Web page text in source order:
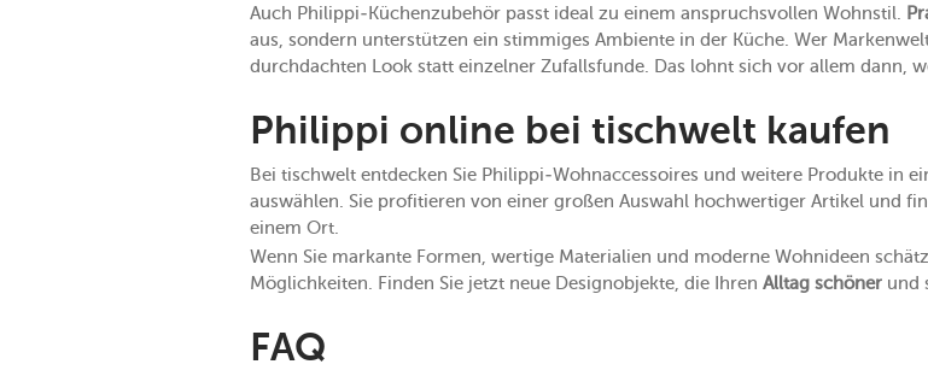
Auch Philippi-Küchenzubehör passt ideal zu einem anspruchsvollen Wohnstil.
aus, sondern unterstützen ein stimmiges Ambiente in der Küche. Wer
durchdachten Look statt einzelner Zufallsfunde. Das lohnt sich vor allem dann,
Philippi online bei tischwelt kaufen
Bei tischwelt entdecken Sie Philippi-Wohnaccessoires und weitere Produkte in
auswählen. Sie profitieren von einer großen Auswahl hochwertiger Artikel und
einem Ort.
Wenn Sie markante Formen, wertige Materialien und moderne Wohnideen
Möglichkeiten. Finden Sie jetzt neue Designobjekte, die Ihren Alltag schöner und
FAQ